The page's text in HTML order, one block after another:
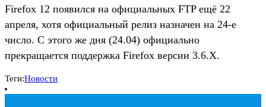
Firefox 12 появился на официальных FTP ещё 22
апреля, хотя официальный релиз назначен на 24-е
число. С этого же дня (24.04) официально
прекращается поддержка Firefox версии 3.6.X.
Теги:Новости